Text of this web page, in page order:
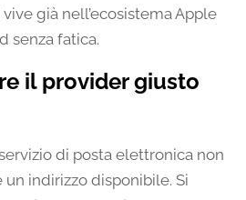
già nell’ecosistema Apple
senza fatica.
il provider giusto
di posta elettronica non
indirizzo disponibile. Si